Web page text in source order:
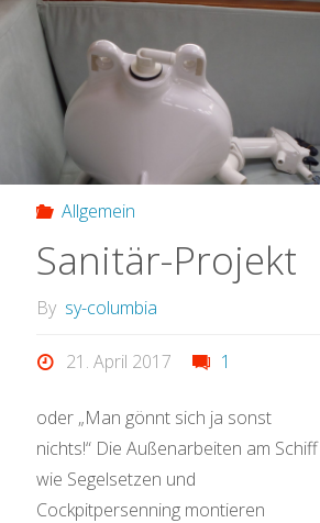
Allgemein
Sanitär-Projekt
By sy-columbia
21. April 2017 1
oder „Man gönnt sich ja sonst
nichts!“ Die Außenarbeiten am Schiff
wie Segelsetzen und
Cockpitpersenning montieren